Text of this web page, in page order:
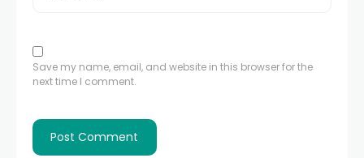
Save my name, email, and website in this browser for the
next time I comment.